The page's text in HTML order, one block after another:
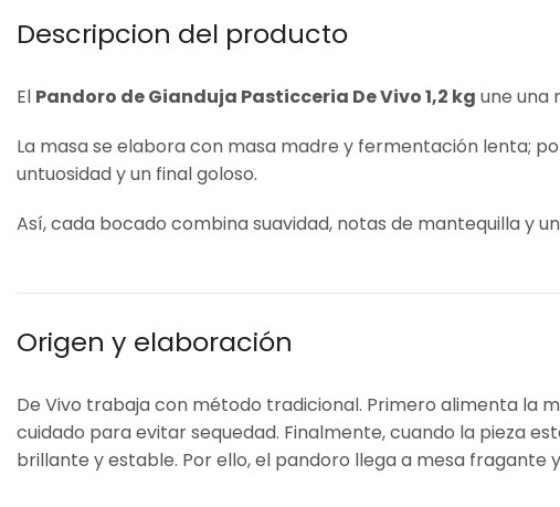
Descripcion del producto
El Pandoro de Gianduja Pasticceria De Vivo 1,2 kg une una
La masa se elabora con masa madre y fermentación lenta;
untuosidad y un final goloso.
Así, cada bocado combina suavidad, notas de mantequilla y
Origen y elaboración
De Vivo trabaja con método tradicional. Primero alimenta la
cuidado para evitar sequedad. Finalmente, cuando la pieza
brillante y estable. Por ello, el pandoro llega a mesa fragante